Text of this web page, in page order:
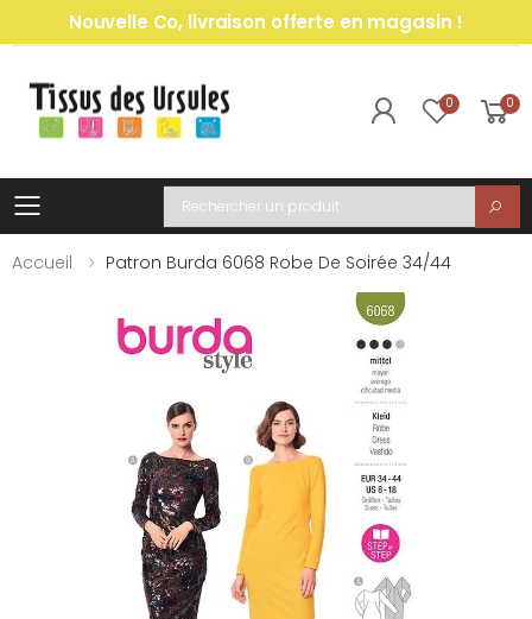
Nouvelle Co, livraison offerte en magasin !
0 0
Toggle mobile menu
Recherche
Accueil
Patron Burda 6068 Robe De Soirée 34/44